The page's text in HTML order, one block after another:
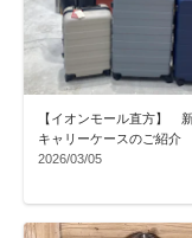
【イオンモール直方】
キャリーケースのご紹介
2026/03/05